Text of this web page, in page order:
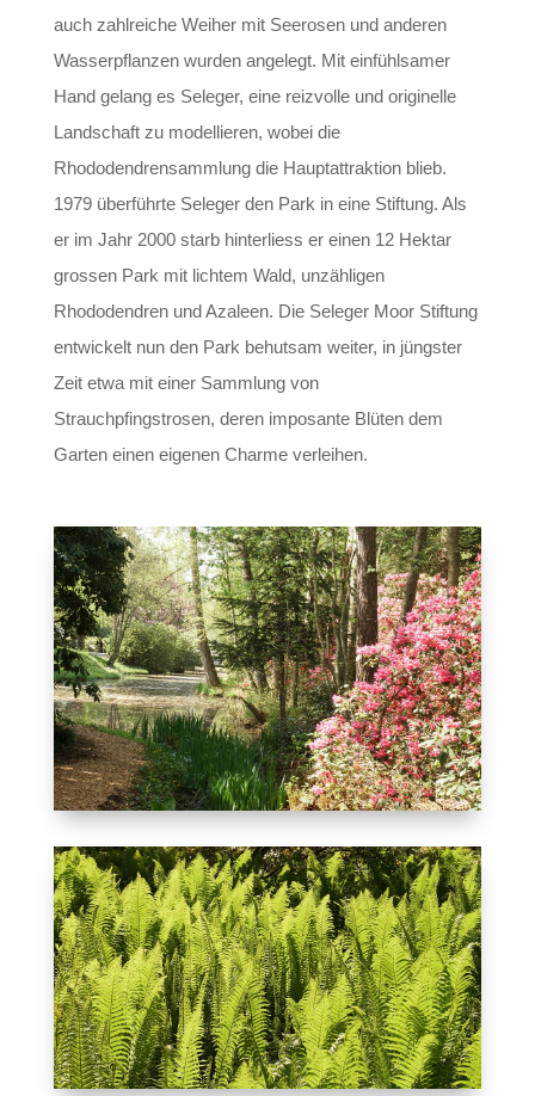
auch zahlreiche Weiher mit Seerosen und anderen
Wasserpflanzen wurden angelegt. Mit einfühlsamer
Hand gelang es Seleger, eine reizvolle und originelle
Landschaft zu modellieren, wobei die
Rhododendrensammlung die Hauptattraktion blieb.
1979 überführte Seleger den Park in eine Stiftung. Als
er im Jahr 2000 starb hinterliess er einen 12 Hektar
grossen Park mit lichtem Wald, unzähligen
Rhododendren und Azaleen. Die Seleger Moor Stiftung
entwickelt nun den Park behutsam weiter, in jüngster
Zeit etwa mit einer Sammlung von
Strauchpfingstrosen, deren imposante Blüten dem
Garten einen eigenen Charme verleihen.